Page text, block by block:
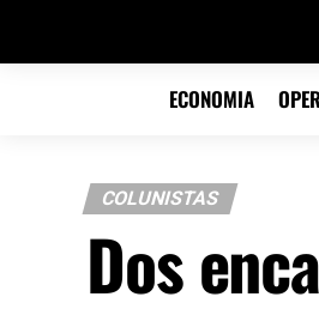
ECONOMIA
COLUNISTAS
Dos